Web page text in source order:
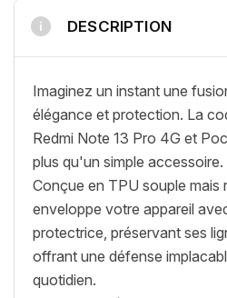
i DESCRIPTION
Imaginez un instant une
élégance et protection. La
Redmi Note 13 Pro 4G et
plus qu'un simple accessoire.
Conçue en TPU souple mais
enveloppe votre appareil
protectrice, préservant ses
offrant une défense
quotidien.